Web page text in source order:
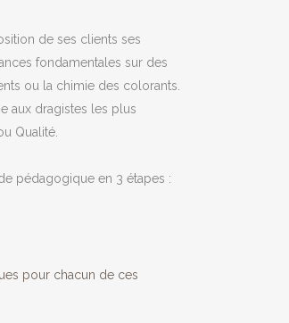
de ses clients ses
fondamentales sur des
ou la chimie des colorants.
aux dragistes les plus
Qualité.
pédagogique en 3 étapes :
pour chacun de ces